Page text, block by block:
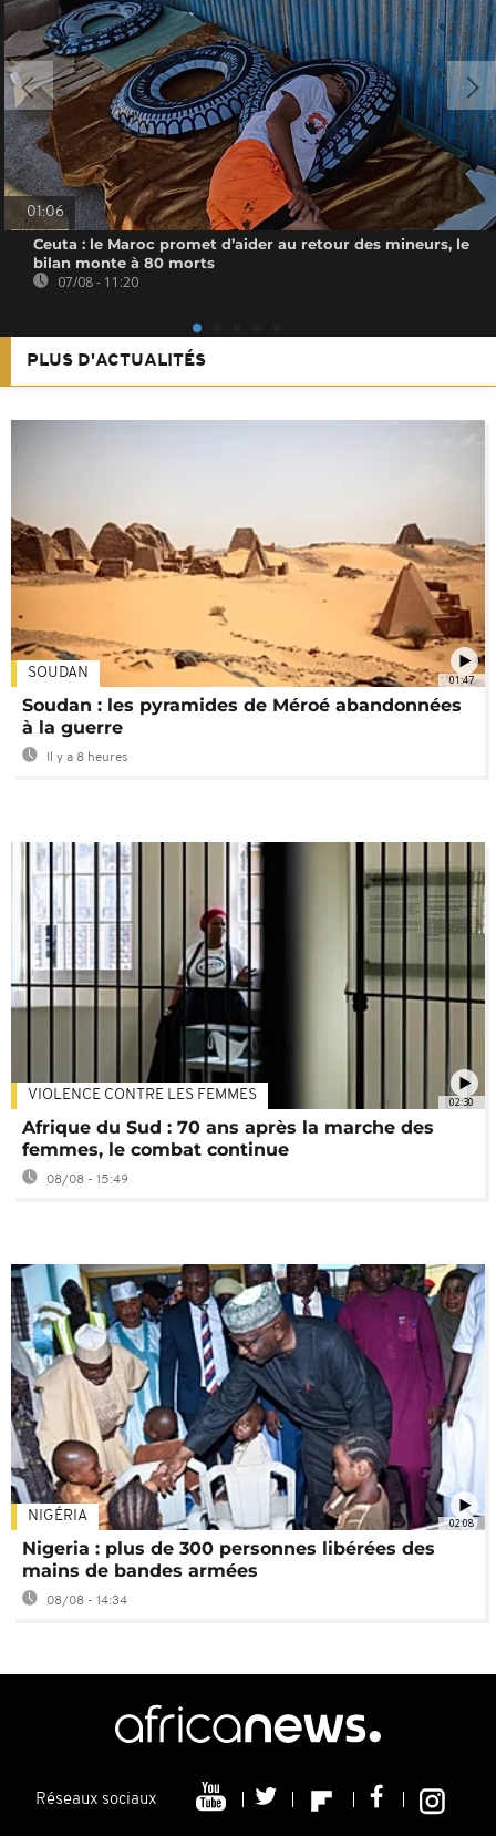
01:06
Ceuta : le Maroc promet d’aider au retour des mineurs, le
bilan monte à 80 morts
07/08 - 11:20
PLUS D'ACTUALITÉS
01:47
SOUDAN
Soudan : les pyramides de Méroé abandonnées
à la guerre
Il y a 8 heures
02:30
VIOLENCE CONTRE LES FEMMES
Afrique du Sud : 70 ans après la marche des
femmes, le combat continue
08/08 - 15:49
02:08
NIGÉRIA
Nigeria : plus de 300 personnes libérées des
mains de bandes armées
08/08 - 14:34
Réseaux sociaux